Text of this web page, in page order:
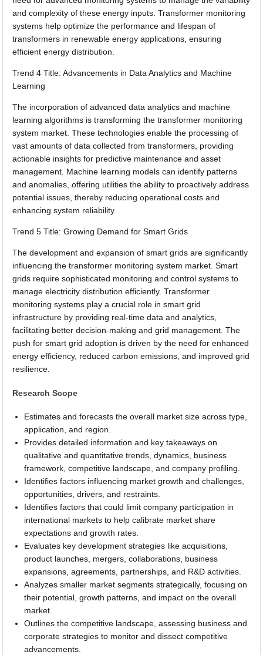
and complexity of these energy inputs. Transformer monitoring
systems help optimize the performance and lifespan of
transformers in renewable energy applications, ensuring
efficient energy distribution.
Trend 4 Title: Advancements in Data Analytics and Machine
Learning
The incorporation of advanced data analytics and machine
learning algorithms is transforming the transformer monitoring
system market. These technologies enable the processing of
vast amounts of data collected from transformers, providing
actionable insights for predictive maintenance and asset
management. Machine learning models can identify patterns
and anomalies, offering utilities the ability to proactively address
potential issues, thereby reducing operational costs and
enhancing system reliability.
Trend 5 Title: Growing Demand for Smart Grids
The development and expansion of smart grids are significantly
influencing the transformer monitoring system market. Smart
grids require sophisticated monitoring and control systems to
manage electricity distribution efficiently. Transformer
monitoring systems play a crucial role in smart grid
infrastructure by providing real-time data and analytics,
facilitating better decision-making and grid management. The
push for smart grid adoption is driven by the need for enhanced
energy efficiency, reduced carbon emissions, and improved grid
resilience.
Research Scope
Estimates and forecasts the overall market size across type,
application, and region.
Provides detailed information and key takeaways on
qualitative and quantitative trends, dynamics, business
framework, competitive landscape, and company profiling.
Identifies factors influencing market growth and challenges,
opportunities, drivers, and restraints.
Identifies factors that could limit company participation in
international markets to help calibrate market share
expectations and growth rates.
Evaluates key development strategies like acquisitions,
product launches, mergers, collaborations, business
expansions, agreements, partnerships, and R&D activities.
Analyzes smaller market segments strategically, focusing on
their potential, growth patterns, and impact on the overall
market.
Outlines the competitive landscape, assessing business and
corporate strategies to monitor and dissect competitive
advancements.